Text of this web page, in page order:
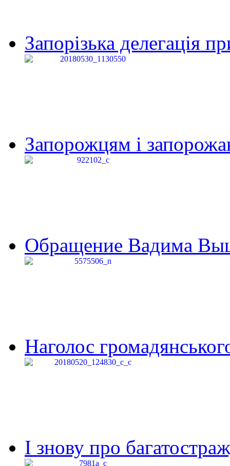
Запорізька делегація
Запорожцям і
Обращение Вадима
Наголос
І знову про